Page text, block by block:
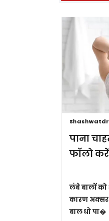
पाना
फॉलो
लंबे बालों
कारण अक्सर
बाल धो पा�